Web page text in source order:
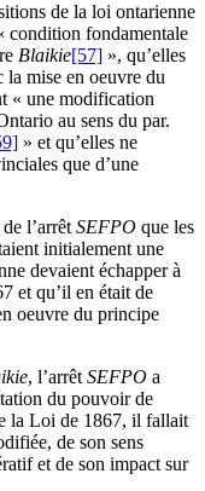
de la loi ontarienne
condition fondamentale
Blaikie[57] », qu’elles
la mise en oeuvre du
« une modification
au sens du par.
» et qu’elles ne
que d’une
l’arrêt SEFPO que les
initialement une
devaient échapper à
et qu’il en était de
oeuvre du principe
, l’arrêt SEFPO a
du pouvoir de
la Loi de 1867, il fallait
de son sens
et de son impact sur